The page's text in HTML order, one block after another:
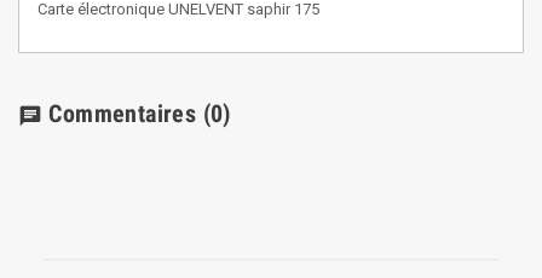
Carte électronique UNELVENT saphir 175
chat Commentaires (0)